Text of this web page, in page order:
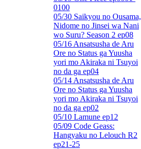
0100
05/30 Saikyou no Ousama,
Nidome no Jinsei wa Nani
wo Suru? Season 2 ep08
05/16 Ansatsusha de Aru
Ore no Status ga Yuusha
yori mo Akiraka ni Tsuyoi
no da ga ep04
05/14 Ansatsusha de Aru
Ore no Status ga Yuusha
yori mo Akiraka ni Tsuyoi
no da ga ep02
05/10 Lamune ep12
05/09 Code Geass:
Hangyaku no Lelouch R2
ep21-25